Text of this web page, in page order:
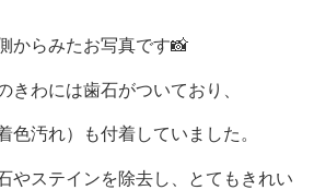
からみたお写真です📸
きわには歯石がついており、
色汚れ）も付着していました。
やステインを除去し、とてもきれい